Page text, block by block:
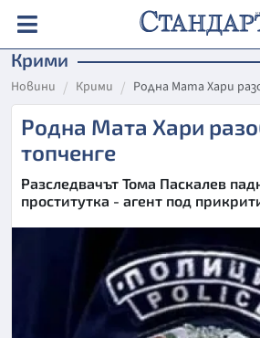
Крими
Новини Крими Родна Мата Хари
Родна Мата Хари
топченге
Разследвачът Тома Паскалев
проститутка - агент под